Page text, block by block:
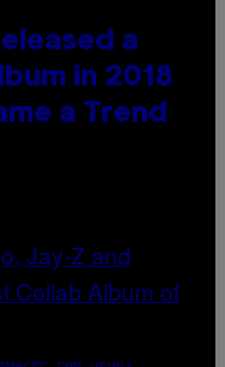
a
in 2018
a Trend